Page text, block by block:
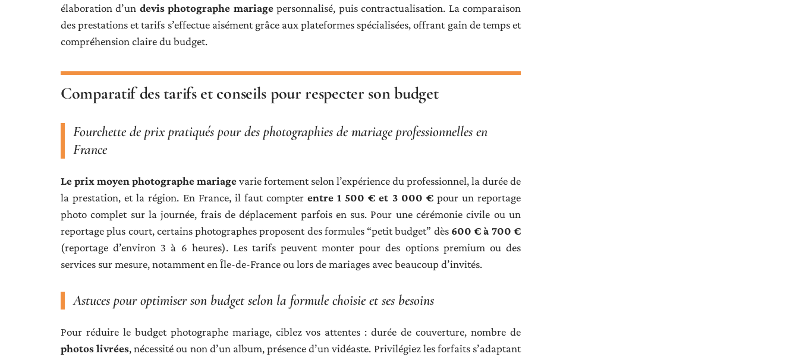
élaboration d’un devis photographe mariagepersonnalisé, puis contractualisation. La comparaison
des prestations et tarifs s’effectue aisément grâce aux plateformes spécialisées, offrant gain de temps et
compréhension claire du budget.
Comparatif des tarifs et conseils pour respecter son budget
Fourchette de prix pratiqués pour des photographies de mariage professionnelles en
France
Le prix moyen photographe mariagevarie fortement selon l’expérience du professionnel, la durée de
la prestation, et la région. En France, il faut compter entre 1 500 € et 3 000 €pour un reportage
photo complet sur la journée, frais de déplacement parfois en sus. Pour une cérémonie civile ou un
reportage plus court, certains photographes proposent des formules “petit budget” dès 600 € à 700 €
(reportage d’environ 3 à 6 heures). Les tarifs peuvent monter pour des options premium ou des
services sur mesure, notamment en Île-de-France ou lors de mariages avec beaucoup d’invités.
Astuces pour optimiser son budget selon la formule choisie et ses besoins
Pour réduire le budget photographe mariage, ciblez vos attentes : durée de couverture, nombre de
photos livrées, nécessité ou non d’un album, présence d’un vidéaste. Privilégiez les forfaits s’adaptant